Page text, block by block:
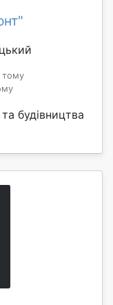
тому
будівництва